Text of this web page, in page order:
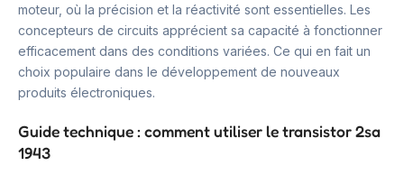
moteur, où la précision et la réactivité sont essentielles. Les
concepteurs de circuits apprécient sa capacité à fonctionner
efficacement dans des conditions variées. Ce qui en fait un
choix populaire dans le développement de nouveaux
produits électroniques.
Guide technique : comment utiliser le transistor 2sa
1943